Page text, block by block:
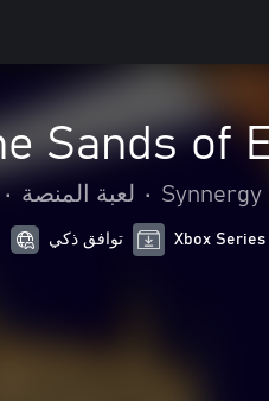
Sands of
Synnergy
• لعبة المنصة •
توافق ذكي